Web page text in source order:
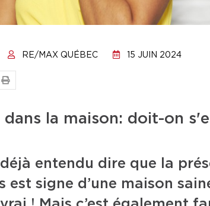
RE/MAX QUÉBEC 15 JUIN 2024
dans la maison: doit-on
entendu dire que la
est signe d’une maison